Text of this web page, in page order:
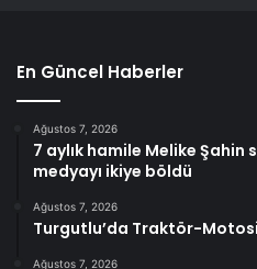
En Güncel Haberler
Ağustos 7, 2026
7 aylık hamile Melike
medyayı ikiye böldü
Ağustos 7, 2026
Turgutlu’da Traktör-
Ağustos 7, 2026